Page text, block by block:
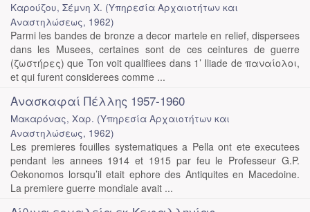
Καρούζου, Σέμνη Χ. (Υπηρεσία Αρχαιοτήτων και
Αναστηλώσεως, 1962)
Parmi les bandes de bronze a decor martele en relief, dispersees
dans les Musees, certaines sont de ces ceintures de guerre
(ζωστήρες) que Ton voit qualifiees dans 1’ Iliade de παναίολοι,
et qui furent considerees comme ...
Ανασκαφαί Πέλλης 1957-1960
Μακαρόνας, Χαρ. (Υπηρεσία Αρχαιοτήτων και
Αναστηλώσεως, 1962)
Les premieres fouilles systematiques a Pella ont ete executees
pendant les annees 1914 et 1915 par feu le Professeur G.P.
Oekonomos lorsqu’il etait ephore des Antiquites en Macedoine.
La premiere guerre mondiale avait ...